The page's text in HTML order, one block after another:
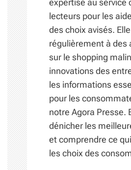
expertise au service
lecteurs pour les
des choix avisés.
régulièrement à des
sur le shopping
innovations des
les informations
pour les
notre Agora Presse.
dénicher les
et comprendre ce
les choix des